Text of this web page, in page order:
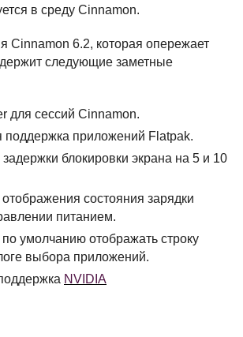
в среду Cinnamon.
Cinnamon 6.2, которая опережает
следующие заметные
для сессий Cinnamon.
поддержка приложений Flatpak.
блокировки экрана на 5 и 10
состояния зарядки
питанием.
умолчанию отображать строку
выбора приложений.
NVIDIA